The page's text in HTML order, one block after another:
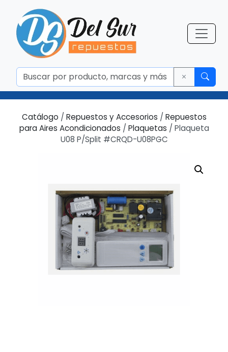
Catálogo / Repuestos y Accesorios / Repuestos
para Aires Acondicionados / Plaquetas / Plaqueta
U08 P/Split #CRQD-U08PGC